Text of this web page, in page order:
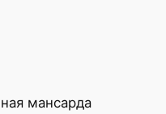
мансарда